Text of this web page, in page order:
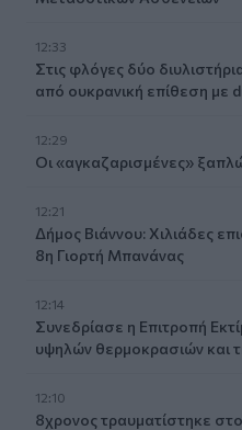
12:33
Στις φλόγες δύο
από ουκρανική επίθεση με
12:29
Οι «αγκαζαρισμένες»
12:21
Δήμος Βιάννου: Χιλιάδες
8η Γιορτή Μπανάνας
12:14
Συνεδρίασε η Επιτροπή
υψηλών θερμοκρασιών και
12:10
8χρονος τραυματίστηκε